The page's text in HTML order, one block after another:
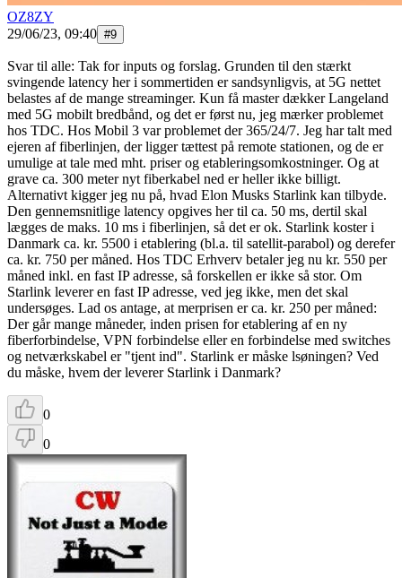
OZ8ZY
29/06/23, 09:40 #9
Svar til alle: Tak for inputs og forslag. Grunden til den stærkt
svingende latency her i sommertiden er sandsynligvis, at 5G nettet
belastes af de mange streaminger. Kun få master dækker Langeland
med 5G mobilt bredbånd, og det er først nu, jeg mærker problemet
hos TDC. Hos Mobil 3 var problemet der 365/24/7. Jeg har talt med
ejeren af fiberlinjen, der ligger tættest på remote stationen, og de er
umulige at tale med mht. priser og etableringsomkostninger. Og at
grave ca. 300 meter nyt fiberkabel ned er heller ikke billigt.
Alternativt kigger jeg nu på, hvad Elon Musks Starlink kan tilbyde.
Den gennemsnitlige latency opgives her til ca. 50 ms, dertil skal
lægges de maks. 10 ms i fiberlinjen, så det er ok. Starlink koster i
Danmark ca. kr. 5500 i etablering (bl.a. til satellit-parabol) og derefer
ca. kr. 750 per måned. Hos TDC Erhverv betaler jeg nu kr. 550 per
måned inkl. en fast IP adresse, så forskellen er ikke så stor. Om
Starlink leverer en fast IP adresse, ved jeg ikke, men det skal
undersøges. Lad os antage, at merprisen er ca. kr. 250 per måned:
Der går mange måneder, inden prisen for etablering af en ny
fiberforbindelse, VPN forbindelse eller en forbindelse med switches
og netværkskabel er "tjent ind". Starlink er måske lsøningen? Ved
du måske, hvem der leverer Starlink i Danmark?
0
0